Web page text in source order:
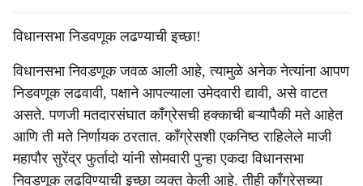
विधानसभा निडवणूक लढण्याची इच्छा!
विधानसभा निवडणूक जवळ आली आहे, त्यामुळे अनेक नेत्यांना आपण
निडवणूक लढवावी, पक्षाने आपल्याला उमेदवारी द्यावी, असे वाटत
असते. पणजी मतदारसंघात काँग्रेसची हक्काची बऱ्यापैकी मते आहेत
आणि ती मते निर्णायक ठरतात. काँग्रेसशी एकनिष्ठ राहिलेले माजी
महापौर सुरेंद्र फुर्तादो यांनी सोमवारी पुन्हा एकदा विधानसभा
निवडणूक लढविण्याची इच्छा व्यक्त केली आहे. तीही काँग्रेसच्या